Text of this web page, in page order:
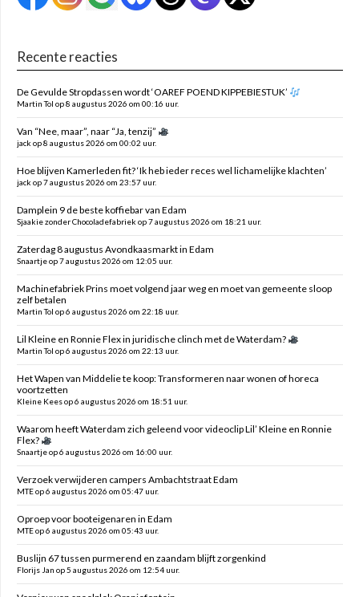
Recente reacties
De Gevulde Stropdassen wordt ‘OAREF POEND KIPPEBIESTUK’
Martin Tol op 8 augustus 2026 om 00:16 uur.
Van “Nee, maar”, naar “Ja, tenzij”
jack op 8 augustus 2026 om 00:02 uur.
Hoe blijven Kamerleden fit? ‘Ik heb ieder reces wel lichamelijke klachten’
jack op 7 augustus 2026 om 23:57 uur.
Damplein 9 de beste koffiebar van Edam
Sjaakie zonder Chocoladefabriek op 7 augustus 2026 om 18:21 uur.
Zaterdag 8 augustus Avondkaasmarkt in Edam
Snaartje op 7 augustus 2026 om 12:05 uur.
Machinefabriek Prins moet volgend jaar weg en moet van gemeente sloop
zelf betalen
Martin Tol op 6 augustus 2026 om 22:18 uur.
Lil Kleine en Ronnie Flex in juridische clinch met de Waterdam?
Martin Tol op 6 augustus 2026 om 22:13 uur.
Het Wapen van Middelie te koop: Transformeren naar wonen of horeca
voortzetten
Kleine Kees op 6 augustus 2026 om 18:51 uur.
Waarom heeft Waterdam zich geleend voor videoclip Lil’ Kleine en Ronnie
Flex?
Snaartje op 6 augustus 2026 om 16:00 uur.
Verzoek verwijderen campers Ambachtstraat Edam
MTE op 6 augustus 2026 om 05:47 uur.
Oproep voor booteigenaren in Edam
MTE op 6 augustus 2026 om 05:43 uur.
Buslijn 67 tussen purmerend en zaandam blijft zorgenkind
Florijs Jan op 5 augustus 2026 om 12:54 uur.